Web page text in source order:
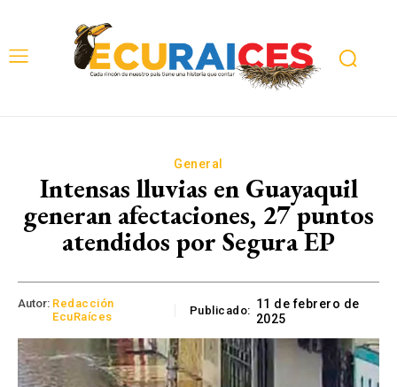
General
Intensas lluvias en Guayaquil
generan afectaciones, 27 puntos
atendidos por Segura EP
Autor: Redacción
EcuRaíces
Publicado: 11 de febrero de
2025